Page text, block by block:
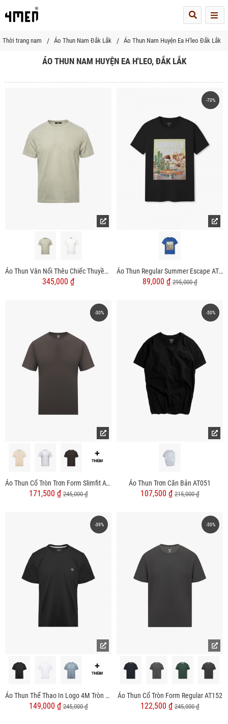
Thời trang nam Áo Thun Nam Đắk Lắk Áo Thun Nam Huyện Ea H'leo Đắk Lắk
ÁO THUN NAM HUYỆN EA H'LEO, ĐẮK LẮK
Áo Thun Vân Nổi Thêu Chiếc Thuyền Form Regular AT191
345,000 ₫
-70%
-70%
Áo Thun Regular Summer Escape AT075
89,000 ₫295,000 ₫
-30%
-30%
Áo Thun Cổ Tròn Trơn Form Slimfit AT132
171,500 ₫245,000 ₫
-50%
-50%
Áo Thun Trơn Căn Bản AT051
107,500 ₫215,000 ₫
-39%
Áo Thun Thể Thao In Logo 4M Tròn Form Regular AT175
149,000 ₫245,000 ₫
-50%
Áo Thun Cổ Tròn Form Regular AT152
122,500 ₫245,000 ₫